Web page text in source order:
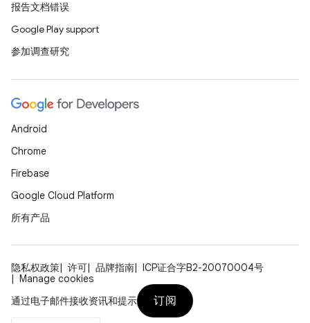
报告文档错误
Google Play support
参加调查研究
Android
Chrome
Firebase
Google Cloud Platform
所有产品
隐私权政策 许可 品牌指南
ICP证合字B2-20070004号
Manage cookies
通过电子邮件接收资讯和提示
订阅